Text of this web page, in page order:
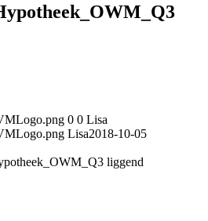
0 0 Lisa
Lisa2018-10-05
liggend